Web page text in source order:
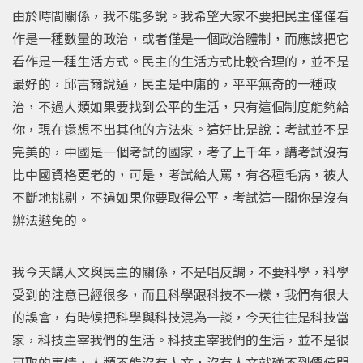
由於時間關係，我不能多說。我希望大家不要把民主僅僅看
作是一種數量的政治，或者僅是一個政治體制，而應該把它
看作是一種生活方式。民主的生活方式比較合理的，並不是
最好的，邱吉爾說過，民主是中庸的，平平無奇的一種政
治，不過人類如果要找到公平的生活，只有這個制度能夠給
你，現在還想不出其他的方法來。這好比是說：考試並不是
完美的，中國是一個考試的國家，考了上千年，講考試沒有
比中國資格更老的，可是，考試給人罵，有各種毛病，被人
不斷地挑剔，不過如果你要取得公平，考試這一關你是沒有
辦法避免的。
我今天講人文與民主的關係，不是唱反調，不要科學，科學
受到的注意已經很多，而且科學跟科技不一樣，我們有很大
的誤會，有時候把科學與科技混為一談，今天往往是科技當
家，科技主宰我們的生活。科技主宰我們的生活，並不是很